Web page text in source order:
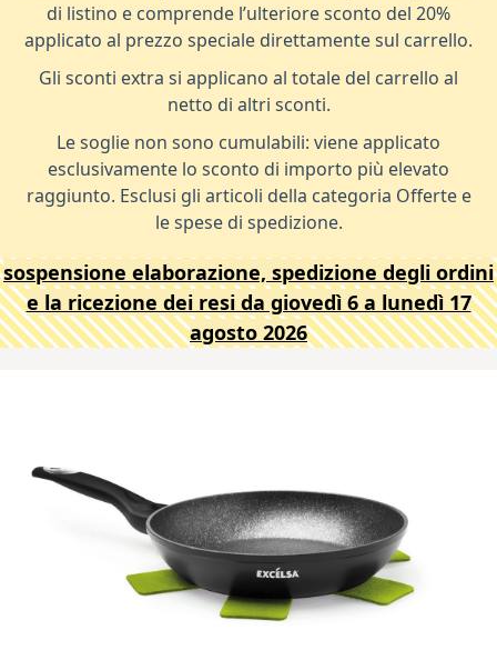
di listino e comprende l’ulteriore sconto del 20%
applicato al prezzo speciale direttamente sul carrello.
Gli sconti extra si applicano al totale del carrello al
netto di altri sconti.
Le soglie non sono cumulabili: viene applicato
esclusivamente lo sconto di importo più elevato
raggiunto. Esclusi gli articoli della categoria Offerte e
le spese di spedizione.
sospensione elaborazione, spedizione degli ordini
e la ricezione dei resi da giovedì 6 a lunedì 17
agosto 2026